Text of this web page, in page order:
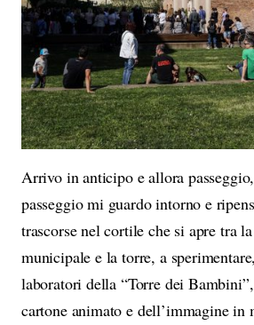
Arrivo in anticipo e allora
passeggio mi guardo intorno e
trascorse nel cortile che si apre tra
municipale e la torre, a
laboratori della “Torre dei
cartone animato e dell’immagine in